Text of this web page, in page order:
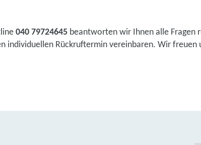
040 79724645 beantworten wir Ihnen alle Fragen
individuellen Rückruftermin vereinbaren. Wir freuen